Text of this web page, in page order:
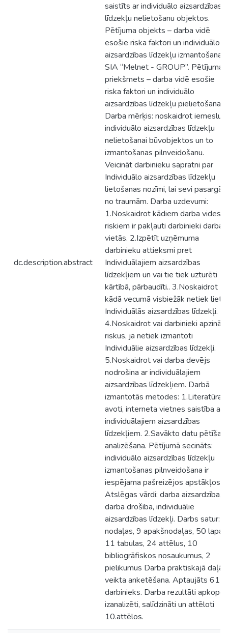
dc.description.abstract
saistīts ar individuālo aizsardzības
līdzekļu nelietošanu objektos.
Pētījuma objekts – darba vidē
esošie riska faktori un individuālo
aizsardzības līdzekļu izmantošana
SIA “Melnet - GROUP”. Pētījuma
priekšmets – darba vidē esošie
riska faktori un individuālo
aizsardzības līdzekļu pielietošana.
Darba mērķis: noskaidrot iemeslu
individuālo aizsardzības līdzekļu
nelietošanai būvobjektos un to
izmantošanas pilnveidošanu.
Veicināt darbinieku sapratni par
Individuālo aizsardzības līdzekļu
lietošanas nozīmi, lai sevi
no traumām. Darba uzdevumi:
1.Noskaidrot kādiem darba vides
riskiem ir pakļauti darbinieki darba
vietās. 2.Izpētīt uzņēmuma
darbinieku attieksmi pret
Individuālajiem aizsardzības
līdzekļiem un vai tie tiek uzturēti
kārtībā, pārbaudīti.. 3.Noskaidrot
kādā vecumā visbiežāk netiek
Individuālās aizsardzības līdzekļi.
4.Noskaidrot vai darbinieki apzinās
riskus, ja netiek izmantoti
Individuālie aizsardzības līdzekļi.
5.Noskaidrot vai darba devējs
nodrošina ar individuālajiem
aizsardzības līdzekļiem. Darbā
izmantotās metodes: 1.Literatūras
avoti, interneta vietnes saistība ar
individuālajiem aizsardzības
līdzekļiem. 2.Savākto datu
analizēšana. Pētījumā secināts:
individuālo aizsardzības līdzekļu
izmantošanas pilnveidošana ir
iespējama pašreizējos apstākļos.
Atslēgas vārdi: darba aizsardzība,
darba drošība, individuālie
aizsardzības līdzekļi. Darbs satur: 9
nodaļas, 9 apakšnodaļas, 50 lapas,
11 tabulas, 24 attēlus, 10
bibliogrāfiskos nosaukumus, 2
pielikumus Darba praktiskajā daļā
veikta anketēšana. Aptaujāts 61
darbinieks. Darba rezultāti
izanalizēti, salīdzināti un attēloti
10.attēlos.